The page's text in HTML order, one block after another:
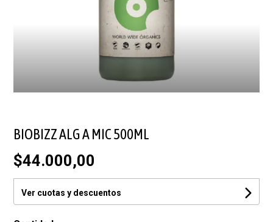
BIOBIZZ ALG A MIC 500ML
$44.000,00
Ver cuotas y descuentos